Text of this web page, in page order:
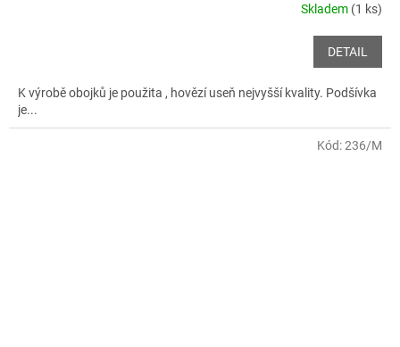
Skladem (1 ks)
DETAIL
K výrobě obojků je použita , hovězí useň nejvyšší kvality. Podšívka
je...
Kód:236/M